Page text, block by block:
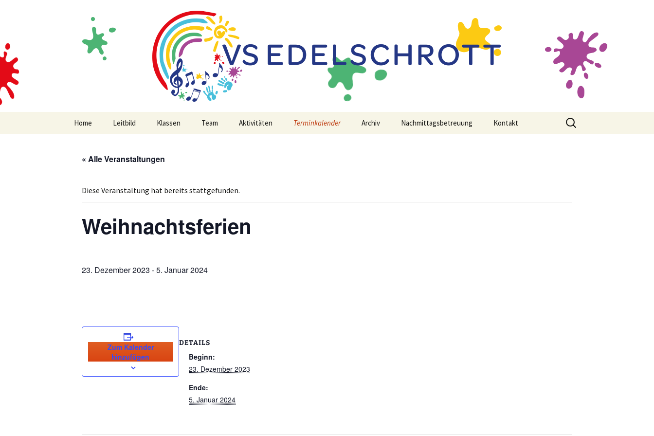
MVS Edelschrott
Volksschule mit musikalischem Schwerpunkt Edelschrott
Home Leitbild Klassen Team Aktivitäten Terminkalender Archiv Nachmittagsbetreuung Kontakt
Suche
nach:
« Alle Veranstaltungen
Diese Veranstaltung hat bereits stattgefunden.
Weihnachtsferien
23. Dezember 2023 -5. Januar 2024
Zum Kalender
hinzufügen
DETAILS
Beginn:
23. Dezember 2023
Ende:
5. Januar 2024